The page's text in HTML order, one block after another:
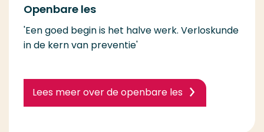
Openbare les
'Een goed begin is het halve werk. Verloskunde
in de kern van preventie'
Lees meer over de openbare les